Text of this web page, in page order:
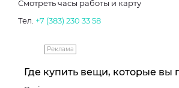
Смотреть часы работы и карту
Тел. +7 (383) 230 33 58
Реклама
Где купить вещи, которые вы